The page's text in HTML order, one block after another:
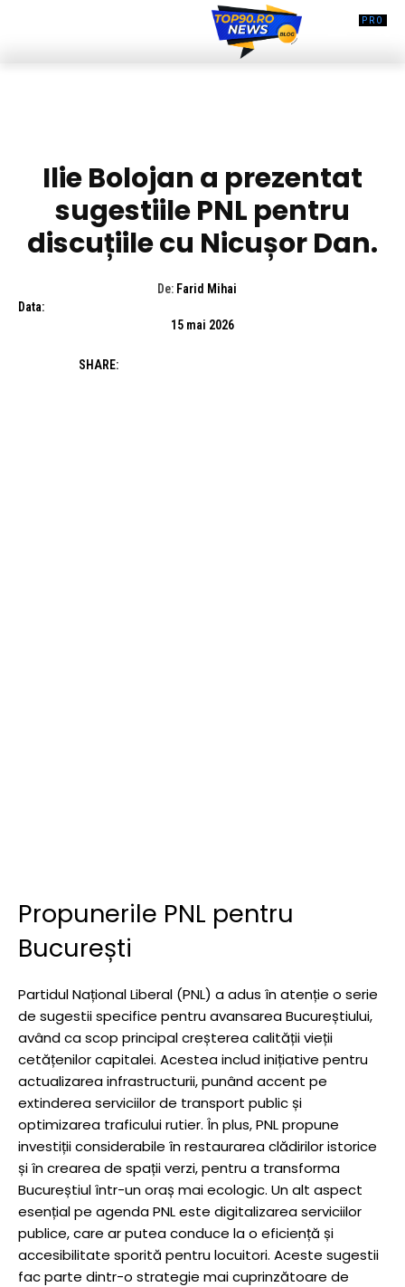
Ilie Bolojan a prezentat
sugestiile PNL pentru
discuțiile cu Nicușor Dan.
De: Farid Mihai
Data:
15 mai 2026
SHARE:
Propunerile PNL pentru
București
Partidul Național Liberal (PNL) a adus în atenție o serie
de sugestii specifice pentru avansarea Bucureștiului,
având ca scop principal creșterea calității vieții
cetățenilor capitalei. Acestea includ inițiative pentru
actualizarea infrastructurii, punând accent pe
extinderea serviciilor de transport public și
optimizarea traficului rutier. În plus, PNL propune
investiții considerabile în restaurarea clădirilor istorice
și în crearea de spații verzi, pentru a transforma
Bucureștiul într-un oraș mai ecologic. Un alt aspect
esențial pe agenda PNL este digitalizarea serviciilor
publice, care ar putea conduce la o eficiență și
accesibilitate sporită pentru locuitori. Aceste sugestii
fac parte dintr-o strategie mai cuprinzătoare de